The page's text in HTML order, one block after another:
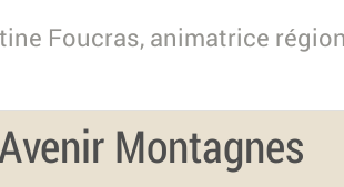
Foucras, animatrice
Montagnes